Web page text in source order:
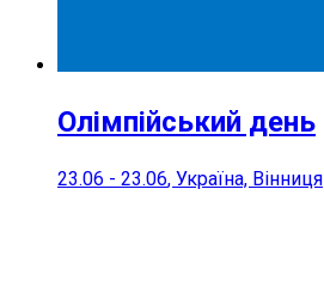
Олімпійський день
23.06 - 23.06, Україна, Вінниця